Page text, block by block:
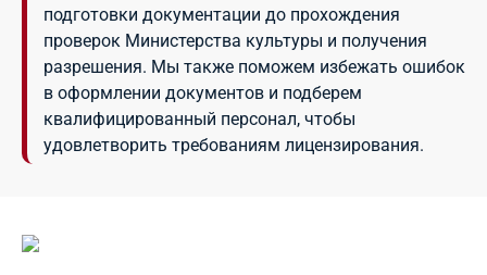
подготовки документации до прохождения
проверок Министерства культуры и получения
разрешения. Мы также поможем избежать ошибок
в оформлении документов и подберем
квалифицированный персонал, чтобы
удовлетворить требованиям лицензирования.